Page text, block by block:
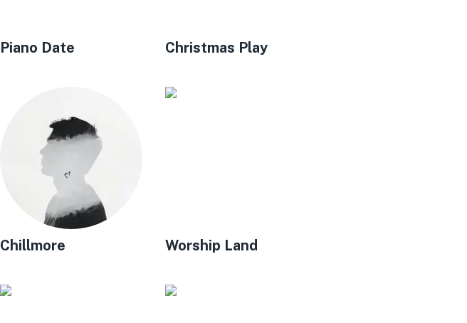
Piano Date Christmas Play
Chillmore Worship Land